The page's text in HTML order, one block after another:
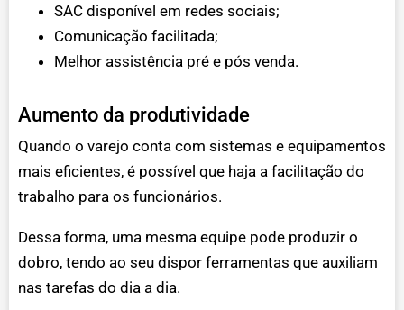
SAC disponível em redes sociais;
Comunicação facilitada;
Melhor assistência pré e pós venda.
Aumento da produtividade
Quando o varejo conta com sistemas e equipamentos
mais eficientes, é possível que haja a facilitação do
trabalho para os funcionários.
Dessa forma, uma mesma equipe pode produzir o
dobro, tendo ao seu dispor ferramentas que auxiliam
nas tarefas do dia a dia.